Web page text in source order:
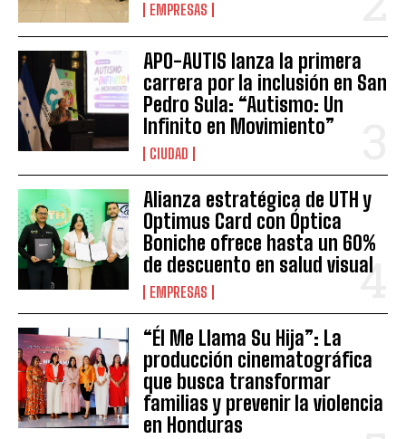
EMPRESAS
APO-AUTIS lanza la primera
carrera por la inclusión en San
Pedro Sula: “Autismo: Un
Infinito en Movimiento”
CIUDAD
Alianza estratégica de UTH y
Optimus Card con Óptica
Boniche ofrece hasta un 60%
de descuento en salud visual
EMPRESAS
“Él Me Llama Su Hija”: La
producción cinematográfica
que busca transformar
familias y prevenir la violencia
en Honduras